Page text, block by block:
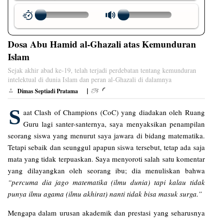
Dosa Abu Hamid al-Ghazali atas Kemunduran
Islam
Sejak akhir abad ke-19, telah terjadi perdebatan tentang kemunduran
intelektual di dunia Islam dan peran al-Ghazali di dalamnya
Dimas Septiadi Pratama |
S aat Clash of Champions (CoC) yang diadakan oleh Ruang
Guru lagi santer-santernya, saya menyaksikan penampilan
seorang siswa yang menurut saya jawara di bidang matematika.
Tetapi sebaik dan seunggul apapun siswa tersebut, tetap ada saja
mata yang tidak terpuaskan. Saya menyoroti salah satu komentar
yang dilayangkan oleh seorang ibu; dia menuliskan bahwa
“percuma dia jago matematika (ilmu dunia) tapi kalau tidak
punya ilmu agama (ilmu akhirat) nanti tidak bisa masuk surga.”
Mengapa dalam urusan akademik dan prestasi yang seharusnya